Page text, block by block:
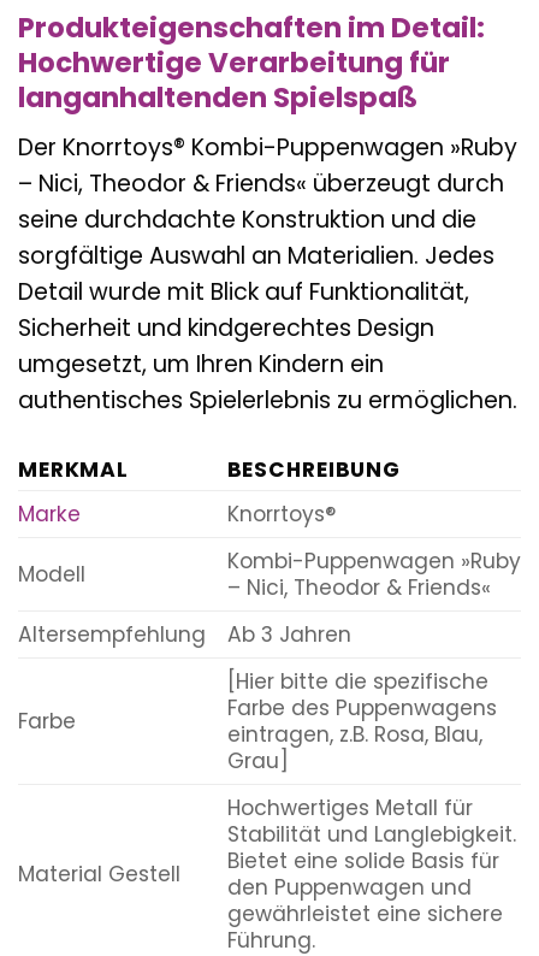
Produkteigenschaften im Detail:
Hochwertige Verarbeitung für
langanhaltenden Spielspaß
Der Knorrtoys® Kombi-Puppenwagen »Ruby
– Nici, Theodor & Friends« überzeugt durch
seine durchdachte Konstruktion und die
sorgfältige Auswahl an Materialien. Jedes
Detail wurde mit Blick auf Funktionalität,
Sicherheit und kindgerechtes Design
umgesetzt, um Ihren Kindern ein
authentisches Spielerlebnis zu ermöglichen.
MERKMAL
BESCHREIBUNG
Marke
Knorrtoys®
Modell
Kombi-Puppenwagen »Ruby
– Nici, Theodor & Friends«
Altersempfehlung
Ab 3 Jahren
Farbe
[Hier bitte die spezifische
Farbe des Puppenwagens
eintragen, z.B. Rosa, Blau,
Grau]
Material Gestell
Hochwertiges Metall für
Stabilität und Langlebigkeit.
Bietet eine solide Basis für
den Puppenwagen und
gewährleistet eine sichere
Führung.